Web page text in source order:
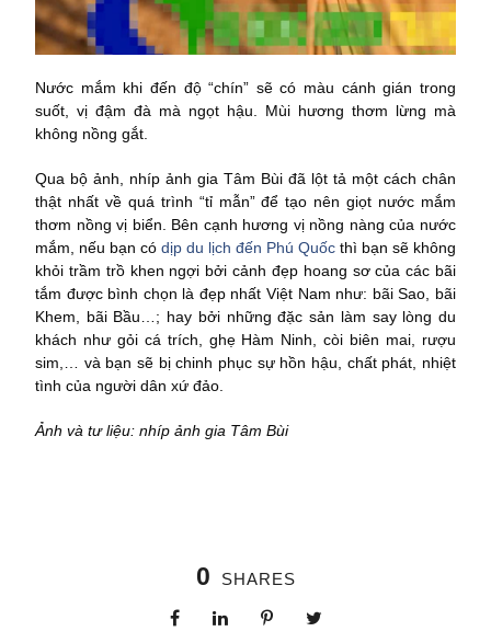
Nước mắm khi đến độ “chín” sẽ có màu cánh gián trong
suốt, vị đậm đà mà ngọt hậu. Mùi hương thơm lừng mà
không nồng gắt.
Qua bộ ảnh, nhíp ảnh gia Tâm Bùi đã lột tả một cách chân
thật nhất về quá trình “tỉ mẫn” để tạo nên giọt nước mắm
thơm nồng vị biển. Bên cạnh hương vị nồng nàng của nước
mắm, nếu bạn có dịp du lịch đến Phú Quốc thì bạn sẽ không
khỏi trầm trồ khen ngợi bởi cảnh đẹp hoang sơ của các bãi
tắm được bình chọn là đẹp nhất Việt Nam như: bãi Sao, bãi
Khem, bãi Bầu…; hay bởi những đặc sản làm say lòng du
khách như gỏi cá trích, ghẹ Hàm Ninh, còi biên mai, rượu
sim,… và bạn sẽ bị chinh phục sự hồn hậu, chất phát, nhiệt
tình của người dân xứ đảo.
Ảnh và tư liệu: nhíp ảnh gia Tâm Bùi
0 SHARES